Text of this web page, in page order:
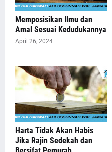
Memposisikan Ilmu dan
Amal Sesuai Kedudukannya
April 26, 2024
Harta Tidak Akan Habis
Jika Rajin Sedekah dan